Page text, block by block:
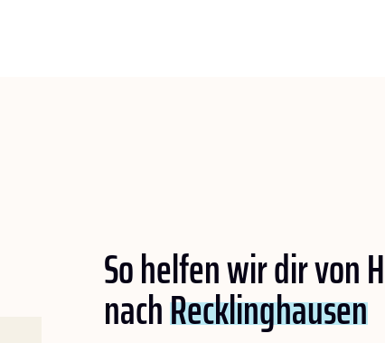
So helfen wir dir von
nachRecklinghausen